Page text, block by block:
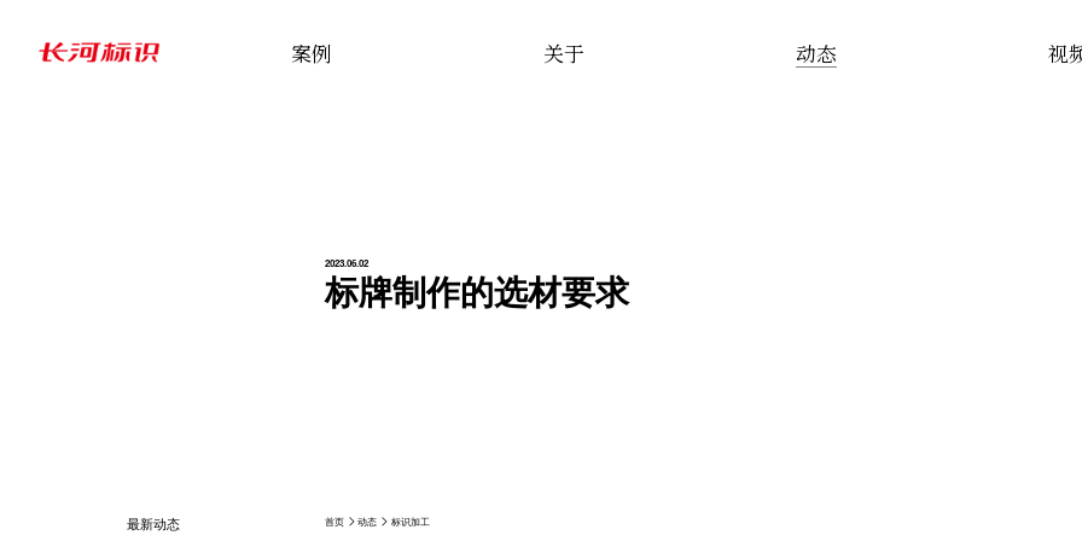
案例 关于 动态 视
最新动态
2023.06.02
标牌制作的选材要求
首页 动态 标识加工